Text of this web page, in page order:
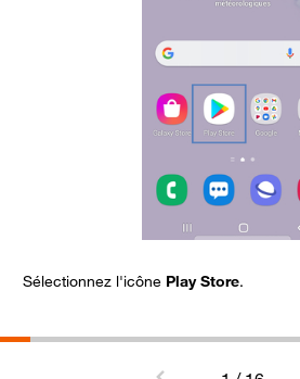
Sélectionnez l'icône Play Store.